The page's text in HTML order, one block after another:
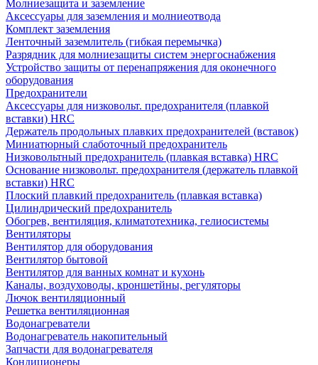
Молниезащита и заземление
Аксессуары для заземления и молниеотвода
Комплект заземления
Ленточный заземлитель (гибкая перемычка)
Разрядник для молниезащиты систем энергоснабжения
Устройство защиты от перенапряжения для оконечного
оборудования
Предохранители
Аксессуары для низковольт. предохранителя (плавкой
вставки) HRC
Держатель продольных плавких предохранителей (вставок)
Миниатюрный слаботочный предохранитель
Низковольтный предохранитель (плавкая вставка) HRC
Основание низковольт. предохранителя (держатель плавкой
вставки) HRC
Плоский плавкий предохранитель (плавкая вставка)
Цилиндрический предохранитель
Обогрев, вентиляция, климатотехника, гелиосистемы
Вентиляторы
Вентилятор для оборудования
Вентилятор бытовой
Вентилятор для ванных комнат и кухонь
Каналы, воздуховоды, кроншетйны, регуляторы
Лючок вентиляционный
Решетка вентиляционная
Водонагреватели
Водонагреватель накопительный
Запчасти для водонагревателя
Кондиционеры